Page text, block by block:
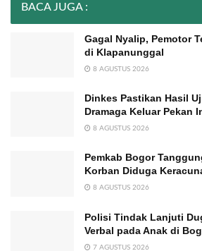
BACA JUGA :
Gagal Nyalip, Pemotor
di Klapanunggal
8 AGUSTUS 2026
Dinkes Pastikan Hasil
Dramaga Keluar Pekan
8 AGUSTUS 2026
Pemkab Bogor
Korban Diduga
8 AGUSTUS 2026
Polisi Tindak Lanjuti
Verbal pada Anak di
7 AGUSTUS 2026